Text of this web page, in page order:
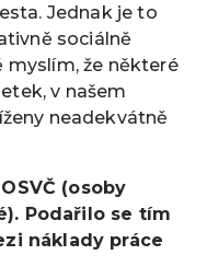
Jednak je to
sociálně
myslím, že některé
v našem
neadekvátně
(osoby
Podařilo se tím
náklady práce